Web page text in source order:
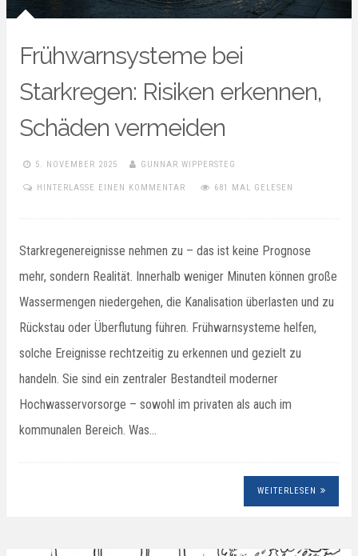
Frühwarnsysteme bei
Starkregen: Risiken erkennen,
Schäden vermeiden
5. NOVEMBER 2025 GUNNAR WIPPERSTEG
HINTERLASSE EINEN KOMMENTAR 681 MAL GELESEN
Starkregenereignisse nehmen zu – das ist keine Prognose
mehr, sondern Realität. Innerhalb weniger Minuten können große
Wassermengen niedergehen, die Kanalisation überlasten und zu
Rückstau oder Überflutung führen. Frühwarnsysteme helfen,
solche Ereignisse rechtzeitig zu erkennen und gezielt zu
handeln. Sie sind ein zentraler Bestandteil moderner
Hochwasservorsorge – sowohl im privaten als auch im
kommunalen Bereich. Was…
WEITERLESEN